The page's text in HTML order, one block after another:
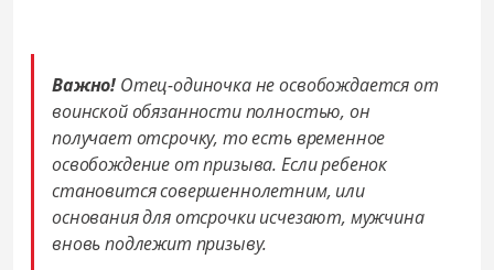
Важно! Отец-одиночка не освобождается от
воинской обязанности полностью, он
получает отсрочку, то есть временное
освобождение от призыва. Если ребенок
становится совершеннолетним, или
основания для отсрочки исчезают, мужчина
вновь подлежит призыву.